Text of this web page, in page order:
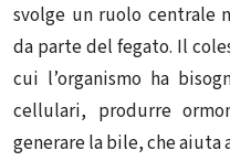
svolge un ruolo centrale
da parte del fegato. Il
cui l’organismo ha
cellulari, produrre
generare la bile, che aiuta